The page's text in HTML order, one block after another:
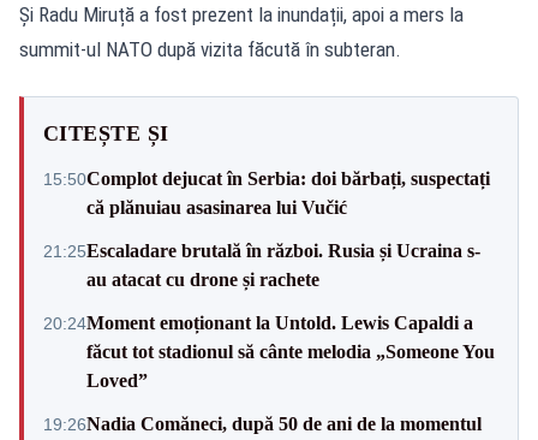
Și Radu Miruță a fost prezent la inundații, apoi a mers la
summit-ul NATO după vizita făcută în subteran.
CITEȘTE ȘI
15:50Complot dejucat în Serbia: doi bărbați, suspectați
că plănuiau asasinarea lui Vučić
21:25Escaladare brutală în război. Rusia și Ucraina s-
au atacat cu drone și rachete
20:24Moment emoționant la Untold. Lewis Capaldi a
făcut tot stadionul să cânte melodia „Someone You
Loved”
19:26Nadia Comăneci, după 50 de ani de la momentul